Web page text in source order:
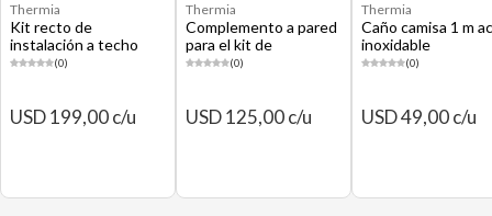
Thermia
Kit recto de
instalación a techo
para estufa a leña
(0)
USD 199,00 c/u
Thermia
Complemento a pared
para el kit de
instalación recto
(0)
USD 125,00 c/u
Thermia
Caño camisa 1 m
inoxidable
(0)
USD 49,00 c/u